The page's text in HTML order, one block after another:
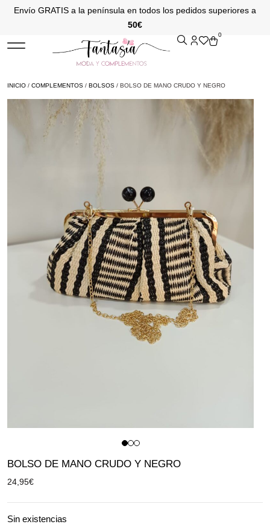
Envío GRATIS a la península en todos los pedidos superiores a
50€
0
INICIO / COMPLEMENTOS / BOLSOS / BOLSO DE MANO CRUDO Y NEGRO
BOLSO DE MANO CRUDO Y NEGRO
24,95€
Sin existencias